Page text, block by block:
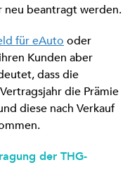
neu beantragt werden.
für eAuto oder
Kunden aber
dass die
die Prämie
diese nach Verkauf
der THG-